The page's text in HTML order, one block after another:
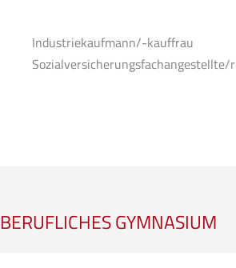
Industriekaufmann/-kauffrau
Sozialversicherungsfachangestellte/r
BERUFLICHES GYMNASIUM